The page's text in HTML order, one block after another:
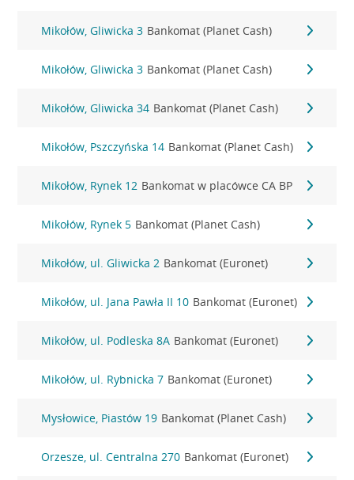
Mikołów, Gliwicka 3 Bankomat (Planet Cash)
Mikołów, Gliwicka 3 Bankomat (Planet Cash)
Mikołów, Gliwicka 34 Bankomat (Planet Cash)
Mikołów, Pszczyńska 14 Bankomat (Planet Cash)
Mikołów, Rynek 12 Bankomat w placówce CA BP
Mikołów, Rynek 5 Bankomat (Planet Cash)
Mikołów, ul. Gliwicka 2 Bankomat (Euronet)
Mikołów, ul. Jana Pawła II 10 Bankomat (Euronet)
Mikołów, ul. Podleska 8A Bankomat (Euronet)
Mikołów, ul. Rybnicka 7 Bankomat (Euronet)
Mysłowice, Piastów 19 Bankomat (Planet Cash)
Orzesze, ul. Centralna 270 Bankomat (Euronet)